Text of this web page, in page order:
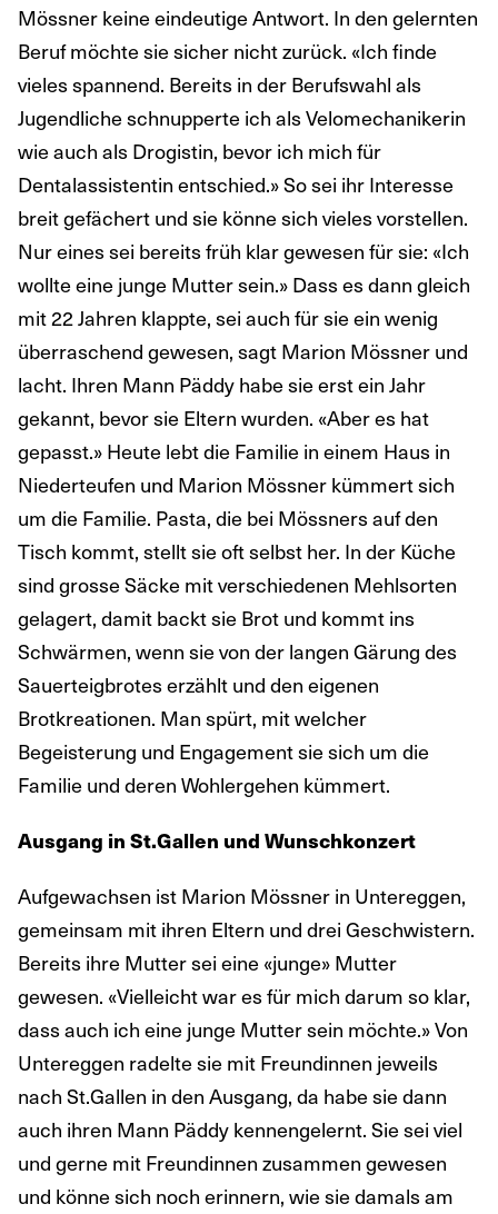
Mössner keine eindeutige Antwort. In den gelernten
Beruf möchte sie sicher nicht zurück. «Ich finde
vieles spannend. Bereits in der Berufswahl als
Jugendliche schnupperte ich als Velomechanikerin
wie auch als Drogistin, bevor ich mich für
Dentalassistentin entschied.» So sei ihr Interesse
breit gefächert und sie könne sich vieles vorstellen.
Nur eines sei bereits früh klar gewesen für sie: «Ich
wollte eine junge Mutter sein.» Dass es dann gleich
mit 22 Jahren klappte, sei auch für sie ein wenig
überraschend gewesen, sagt Marion Mössner und
lacht. Ihren Mann Päddy habe sie erst ein Jahr
gekannt, bevor sie Eltern wurden. «Aber es hat
gepasst.» Heute lebt die Familie in einem Haus in
Niederteufen und Marion Mössner kümmert sich
um die Familie. Pasta, die bei Mössners auf den
Tisch kommt, stellt sie oft selbst her. In der Küche
sind grosse Säcke mit verschiedenen Mehlsorten
gelagert, damit backt sie Brot und kommt ins
Schwärmen, wenn sie von der langen Gärung des
Sauerteigbrotes erzählt und den eigenen
Brotkreationen. Man spürt, mit welcher
Begeisterung und Engagement sie sich um die
Familie und deren Wohlergehen kümmert.
Ausgang in St.Gallen und Wunschkonzert
Aufgewachsen ist Marion Mössner in Untereggen,
gemeinsam mit ihren Eltern und drei Geschwistern.
Bereits ihre Mutter sei eine «junge» Mutter
gewesen. «Vielleicht war es für mich darum so klar,
dass auch ich eine junge Mutter sein möchte.» Von
Untereggen radelte sie mit Freundinnen jeweils
nach St.Gallen in den Ausgang, da habe sie dann
auch ihren Mann Päddy kennengelernt. Sie sei viel
und gerne mit Freundinnen zusammen gewesen
und könne sich noch erinnern, wie sie damals am